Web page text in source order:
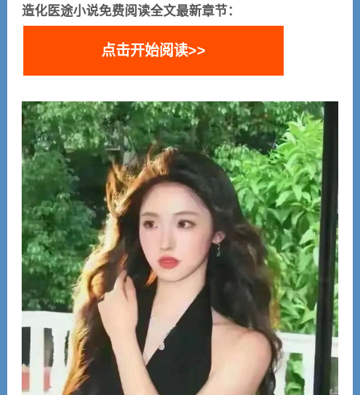
造化医途小说免费阅读全文最新章节：
点击开始阅读>>